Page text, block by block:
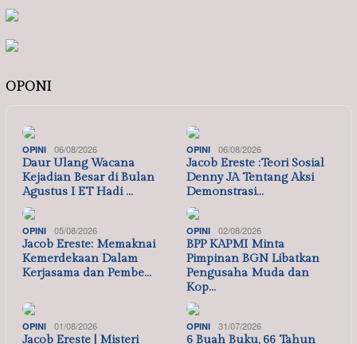
OPONI
OPINI 06/08/2026
Daur Ulang Wacana
Kejadian Besar di Bulan
Agustus I ET Hadi …
OPINI 06/08/2026
Jacob Ereste :Teori Sosial
Denny JA Tentang Aksi
Demonstrasi…
OPINI 05/08/2026
Jacob Ereste: Memaknai
Kemerdekaan Dalam
Kerjasama dan Pembe…
OPINI 02/08/2026
BPP KAPMI Minta
Pimpinan BGN Libatkan
Pengusaha Muda dan
Kop…
OPINI 01/08/2026
Jacob Ereste | Misteri
OPINI 31/07/2026
6 Buah Buku, 66 Tahun